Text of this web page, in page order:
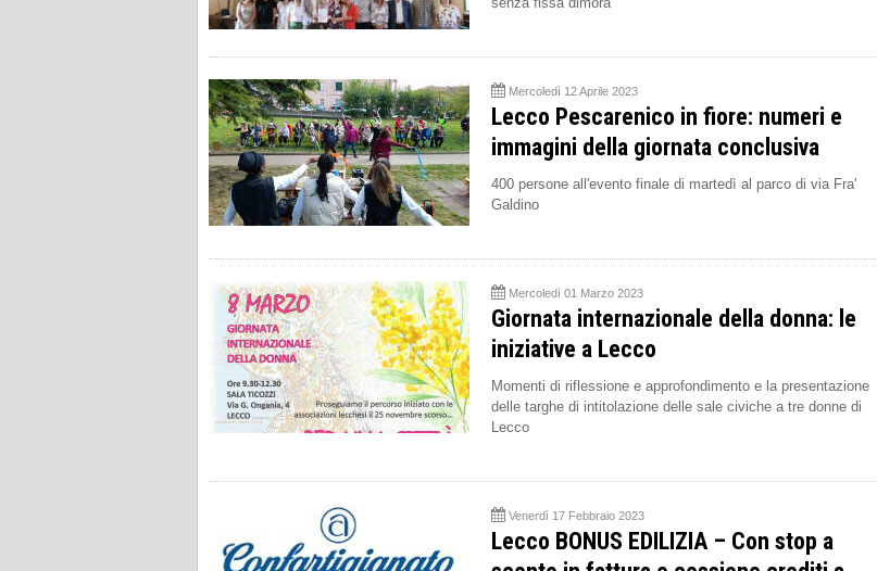
Mercoledì 12 Aprile 2023
Lecco Pescarenico in fiore: numeri e
immagini della giornata conclusiva
400 persone all'evento finale di martedì al parco di via Fra'
Galdino
Mercoledì 01 Marzo 2023
Giornata internazionale della donna: le
iniziative a Lecco
Momenti di riflessione e approfondimento e la presentazione
delle targhe di intitolazione delle sale civiche a tre donne di
Lecco
Venerdì 17 Febbraio 2023
Lecco BONUS EDILIZIA – Con stop a